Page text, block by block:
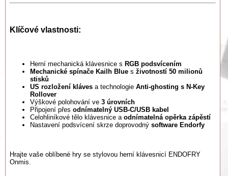
Klíčové vlastnosti:
Herní mechanická klávesnice s RGB podsvícením
Mechanické spínače Kailh Blue s životností 50 milionů
stisků
US rozložení kláves a technologie Anti-ghosting s N-Key
Rollover
Výškové polohování ve 3 úrovních
Připojení přes odnímatelný USB-C/USB kabel
Celohliníkové tělo klávesnice a odnímatelná opěrka zápěstí
Nastavení podsvícení skrze doprovodný software Endorfy
Hrajte vaše oblíbené hry se stylovou herní klávesnicí ENDOFRY
Onmis.